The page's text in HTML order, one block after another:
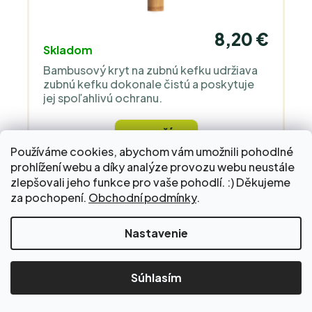
Používáme cookies, abychom vám umožnili pohodlné
prohlížení webu a díky analýze provozu webu neustále
zlepšovali jeho funkce pro vaše pohodlí. :) Děkujeme
za pochopení. Obchodní podmínky.
Nastavenie
Súhlasím
Skladom
8,20 €
Bambusový kryt na zubnú kefku udržiava
zubnú kefku dokonale čistú a poskytuje
jej spoľahlivú ochranu.
DO KOŠÍKA
1 2 3